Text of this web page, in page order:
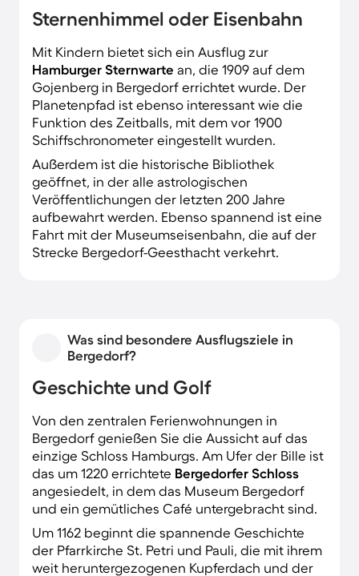
Sternenhimmel oder Eisenbahn
Mit Kindern bietet sich ein Ausflug zur
Hamburger Sternwarte an, die 1909 auf dem
Gojenberg in Bergedorf errichtet wurde. Der
Planetenpfad ist ebenso interessant wie die
Funktion des Zeitballs, mit dem vor 1900
Schiffschronometer eingestellt wurden.
Außerdem ist die historische Bibliothek
geöffnet, in der alle astrologischen
Veröffentlichungen der letzten 200 Jahre
aufbewahrt werden. Ebenso spannend ist eine
Fahrt mit der Museumseisenbahn, die auf der
Strecke Bergedorf-Geesthacht verkehrt.
Was sind besondere Ausflugsziele in
Bergedorf?
Geschichte und Golf
Von den zentralen Ferienwohnungen in
Bergedorf genießen Sie die Aussicht auf das
einzige Schloss Hamburgs. Am Ufer der Bille ist
das um 1220 errichtete Bergedorfer Schloss
angesiedelt, in dem das Museum Bergedorf
und ein gemütliches Café untergebracht sind.
Um 1162 beginnt die spannende Geschichte
der Pfarrkirche St. Petri und Pauli, die mit ihrem
weit heruntergezogenen Kupferdach und der